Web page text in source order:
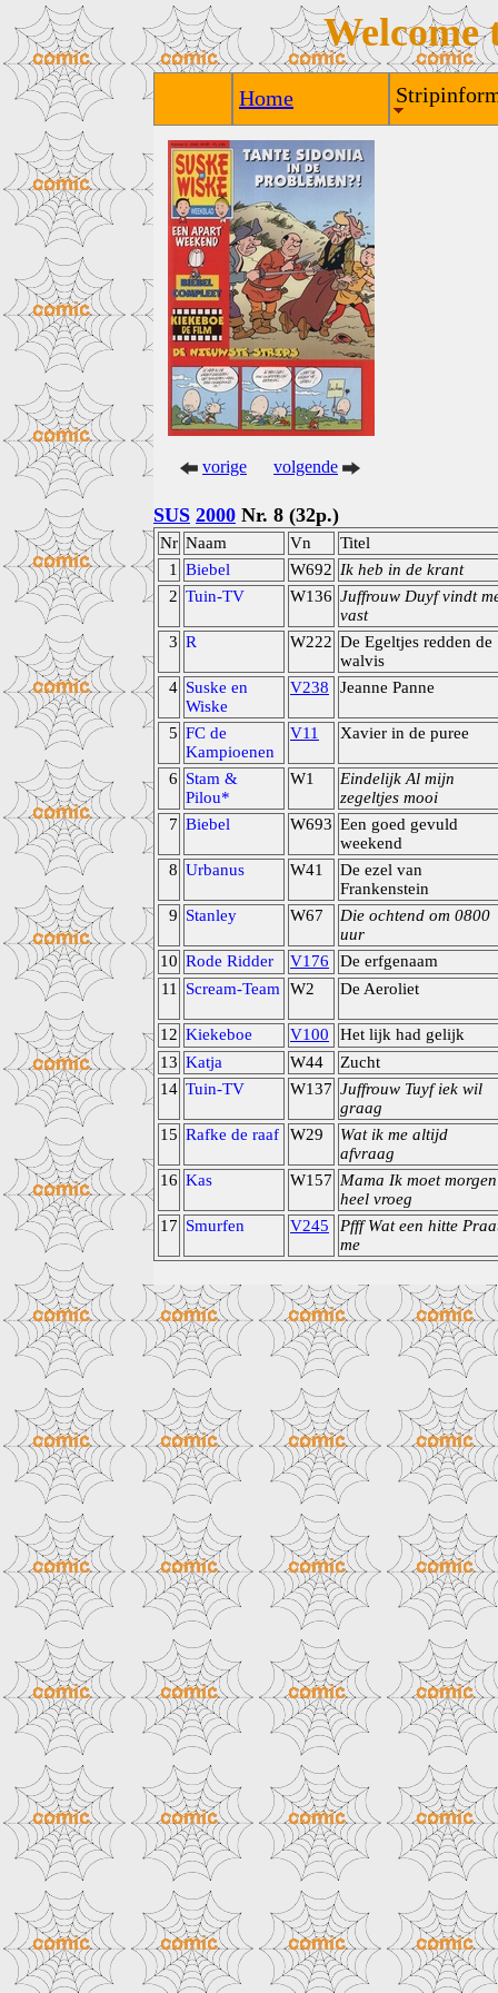
Welcome
Home
vorige volgende
SUS 2000 Nr. 8 (32p.)
Nr Naam Vn
Titel
1
Biebel W692 Ik heb in de krant
2 Tuin-TV W136 Juffrouw Duyf vindt
vast
3 R W222 De Egeltjes redden de
walvis
4 Suske en
Wiske
V238 Jeanne Panne
5 FC de
Kampioenen
V11 Xavier in de puree
6 Stam &
Pilou*
W1
Eindelijk Al mijn
zegeltjes mooi
7 Biebel W693 Een goed gevuld
weekend
8 Urbanus W41
De ezel van
Frankenstein
9 Stanley W67
Die ochtend om 0800
uur
10 Rode Ridder V176
De erfgenaam
11
Scream-Team W2 De Aeroliet
12 Kiekeboe V100
Het lijk had gelijk
13 Katja W44
Zucht
14 Tuin-TV W137 Juffrouw Tuyf iek wil
graag
15 Rafke de raaf W29
Wat ik me altijd
afvraag
16 Kas W157 Mama Ik moet morgen
heel vroeg
17 Smurfen V245
Pfff Wat een hitte
me